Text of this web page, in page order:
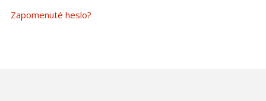
Zapomenuté heslo?